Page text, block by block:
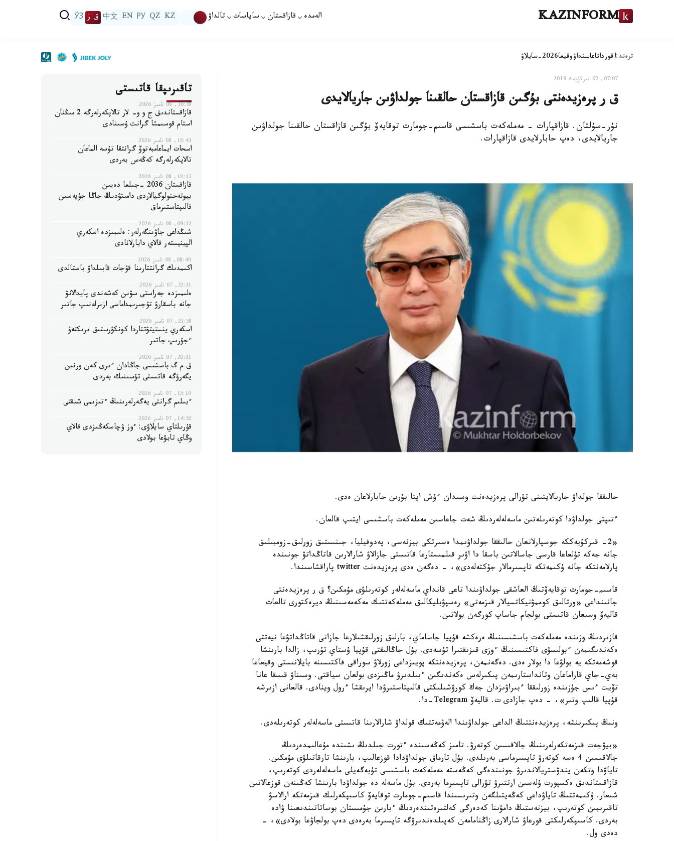
KAZINFORM الەمدە قازاقستان ساياسات تالداۋ KZ
QZ
РУ
EN
中文 ق ز ЎЗ
ترەند:اقورداتاعايىنداۋوقيعا2026-سايلاۋ
07:07, 02 قىركۇيەك 2019
ق ر پرەزيدەنتى بۇگىن قازاقستان حالقىنا جولداۋىن جاريالايدى
نۇر-سۇلتان. قازاقپارات - مەملەكەت باسشىسى قاسىم-جومارت توقايەۆ بۇگىن قازاقستان حالقىنا جولداۋىن
جاريالايدى، دەپ حابارلايدى قازاقپارات.
حالىققا جولداۋ جاريالايتىنى تۋرالى پرەزيدەنت وسىدان ءۇش اپتا بۇرىن حابارلاعان ەدى.
ءتىپتى جولداۋدا كوتەرىلەتىن ماسەلەلەردىڭ شەت جاعاسىن مەملەكەت باسشىسى ايتىپ قالعان.
«2
- قىركۇيەككە جوسپارلانعان حالىققا جولداۋىمدا ەسىرتكى بيزنەسى، پەدوفيليا، جىنىستىق زورلىق-زومبىلىق
جانە جەكە تۇلعاعا قارسى جاسالاتىن باسقا دا اۋىر قىلمىستارعا قاتىستى جازالاۋ شارالارىن قاتاڭداتۋ جونىندە
پارلامەنتكە جانە ۇكىمەتكە تاپسىرمالار جۇكتەلەدى»، - دەگەن ەدى پرەزيدەنت twitter پاراقشاسىندا.
قاسىم-جومارت توقايەۆتىڭ العاشقى جولداۋىندا تاعى قانداي ماسەلەلەر كوتەرىلۋى مۇمكىن؟ ق ر پرەزيدەنتى
جانىنداعى «ورتالىق كوممۋنيكاتسيالار قىزمەتى» رەسپۋبليكالىق مەملەكەتتىك مەكەمەسىنىڭ ديرەكتورى تالعات
قاليەۆ وسىعان قاتىستى بولجام جاساپ كورگەن بولاتىن.
قازىردىڭ وزىندە مەملەكەت باسشىسىنىڭ ەرەكشە قۇپيا جاساماي، بارلىق زورلىقشىلارعا جازانى قاتاڭداتۋعا نيەتتى
ەكەندىگىمەن ءبولىسۋى فاكتىسىنىڭ ءوزى قىزىقتىرا تۇسەدى. بۇل جاڭالىقتى قۇپيا ۇستاي تۇرىپ، زالدا بارىنشا
قوشەمەتكە يە بولۋعا دا بولار ەدى. دەگەنمەن، پرەزيدەنتكە پويىزداعى زورلاۋ سوراقى فاكتىسىنە بايلانىستى وقيعاعا
بەي-جاي قاراماعان وتانداستارىمەن پىكىرلەس ەكەندىگىن ءبىلدىرۋ ماڭىزدى بولعان سياقتى. وسىناۋ قىسقا عانا
تۆيت ءىس جۇزىندە زورلىققا ءبىراۋىزدان جەك كورۋشىلىكتى قالىپتاستىرۋدا ايرىقشا ءرول وينادى. قالعانى ازىرشە
قۇپيا قالىپ وتىر»، - دەپ جازادى ت. قاليەۆ Telegram-دا.
ونىڭ پىكىرىنشە، پرەزيدەنتتىڭ الداعى جولداۋىندا الەۋمەتتىك قولداۋ شارالارىنا قاتىستى ماسەلەلەر كوتەرىلەدى.
«بيۋجەت قىزمەتكەرلەرىنىڭ جالاقىسىن كوتەرۋ. تامىز كەڭەسىندە ءتورت جىلدىڭ ىشىندە مۇعالىمدەردىڭ
جالاقىسىن 4 ەسە كوتەرۋ تاپسىرماسى بەرىلدى. بۇل تارماق جولداۋدادا قوزعالىپ، بارىنشا تارقاتىلۋى مۇمكىن.
تاياۋدا وتكەن يندۋستريالاندىرۋ جونىندەگى كەڭەستە مەملەكەت باسشىسى تۇبەگەيلى ماسەلەلەردى كوتەرىپ،
قازاقستاندىق ەكسپورت ۇلەسىن ارتتىرۋ تۋرالى تاپسىرما بەردى. بۇل ماسەلە دە جولداۋدا بارىنشا كەڭىنەن قوزعالاتىن
شىعار. ۇكىمەتتىڭ تاياۋداعى كەڭەيتىلگەن وتىرىسىندا قاسىم-جومارت توقايەۆ كاسىپكەرلىك قىزمەتكە ارالاسۋ
تاقىرىبىن كوتەرىپ، بيزنەستىڭ دامۋىنا كەدەرگى كەلتىرەتىندەردىڭ ءبارىن جۇمىستان بوساتاتىندىعىنا ۋادە
بەردى. كاسىپكەرلىكتى قورعاۋ شارالارى زاڭنامامەن كەپىلدەندىرۋگە تاپسىرما بەرەدى دەپ بولجاۋعا بولادى»، -
دەدى ول.
تاقىرىپقا قاتىستى
16:38, 08 تامىز 2026
قازاقستاندىق ج و و- لار تالاپكەرلەرگە 2 مىڭنان
استام قوسىمشا گرانت ۇسىنادى
15:43, 08 تامىز 2026
اسحات ايماعامبەتوۆ گرانتقا تۇسە الماعان
تالاپكەرلەرگە كەڭەس بەردى
10:12, 08 تامىز 2026
قازاقستان 2036 -جىلعا دەيىن
بيوتەحنولوگيالاردى دامىتۋدىڭ جاڭا جۇيەسىن
قالىپتاستىرماق
09:12, 08 تامىز 2026
شىڭداعى جاۋىنگەرلەر: ەلىمىزدە اسكەري
الپينيستەر قالاي دايارلانادى
08:40, 08 تامىز 2026
اكىمدىك گرانتتارىنا قۇجات قابىلداۋ باستالدى
22:31, 07 تامىز 2026
ەلىمىزدە جەراستى سۋىن كەشەندى پايدالانۋ
جانە باسقارۋ تۇجىرىمداماسى ازىرلەنىپ جاتىر
21:58, 07 تامىز 2026
اسكەري ينستيتۋتتاردا كونكۋرستىق ىرىكتەۋ
ءجۇرىپ جاتىر
20:31, 07 تامىز 2026
ق م گ باسشىسى جاڭادان ءىرى كەن ورنىن
يگەرۋگە قاتىستى تۇسىنىك بەردى
15:10, 07 تامىز 2026
ءبىلىم گرانتى يەگەرلەرىنىڭ ءتىزىمى شىقتى
14:52, 07 تامىز 2026
قۇرىلتاي سايلاۋى: ءوز ۋچاسكەڭىزدى قالاي
وڭاي تابۋعا بولادى